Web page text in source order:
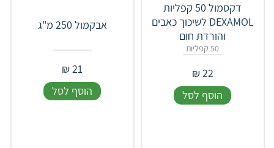
דקסמול 50 קפליות
DEXAMOL לשיכוך כאבים
והורדת חום
50 קפליות
22
₪
הוסף לסל
אבקמול 250 מ"ג
21
₪
הוסף לסל